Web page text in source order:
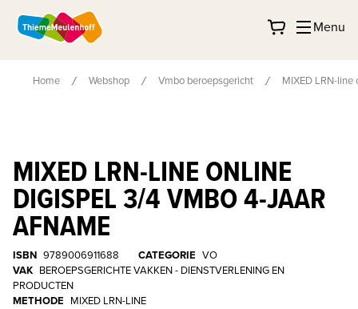
Menu
Home Webshop Vmbo beroepsgericht MIXED LRN-
MIXED LRN-LINE ONLINE
DIGISPEL 3/4 VMBO 4-JAAR
AFNAME
ISBN 9789006911688 CATEGORIE VO
VAK BEROEPSGERICHTE VAKKEN - DIENSTVERLENING EN
PRODUCTEN
METHODE MIXED LRN-LINE